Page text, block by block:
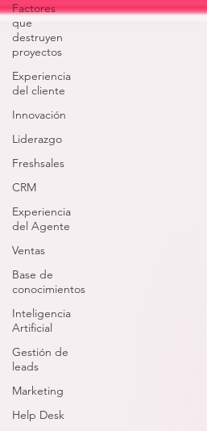
Factores
que
destruyen
proyectos
Experiencia
del cliente
Innovación
Liderazgo
Freshsales
CRM
Experiencia
del Agente
Ventas
Base de
conocimientos
Inteligencia
Artificial
Gestión de
leads
Marketing
Help Desk